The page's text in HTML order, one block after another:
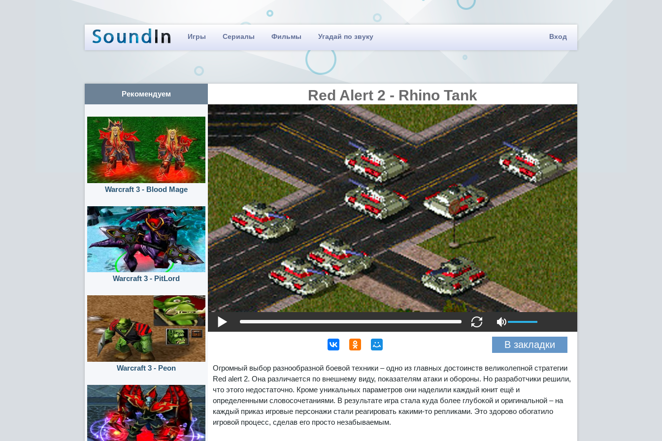
Red Alert 2 - Rhino Tank
В закладки
Огромный выбор разнообразной боевой техники – одно из главных достоинств великолепной стратегии
Red alert 2. Она различается по внешнему виду, показателям атаки и обороны. Но разработчики решили,
что этого недостаточно. Кроме уникальных параметров они наделили каждый юнит ещё и
определенными словосочетаниями. В результате игра стала куда более глубокой и оригинальной – на
каждый приказ игровые персонажи стали реагировать какими-то репликами. Это здорово обогатило
игровой процесс, сделав его просто незабываемым.
Рекомендуем
Warcraft 3 - Blood Mage
Warcraft 3 - PitLord
Warcraft 3 - Peon
Игры Сериалы Фильмы Угадай по звуку Вход